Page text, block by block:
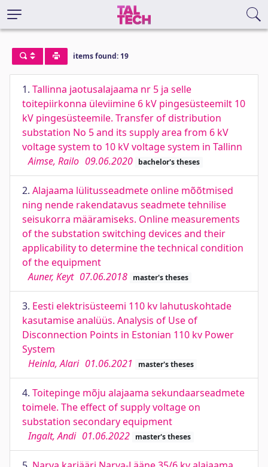
items found: 19
1. Tallinna jaotusalajaama nr 5 ja selle
toitepiirkonna üleviimine 6 kV pingesüsteemilt 10
kV pingesüsteemile. Transfer of distribution
substation No 5 and its supply area from 6 kV
voltage system to 10 kV voltage system in Tallinn
Aimse, Railo 09.06.2020 bachelor's theses
2. Alajaama lülitusseadmete online mõõtmised
ning nende rakendatavus seadmete tehnilise
seisukorra määramiseks. Online measurements
of the substation switching devices and their
applicability to determine the technical condition
of the equipment
Auner, Keyt 07.06.2018 master's theses
3. Eesti elektrisüsteemi 110 kv lahutuskohtade
kasutamise analüüs. Analysis of Use of
Disconnection Points in Estonian 110 kv Power
System
Heinla, Alari 01.06.2021 master's theses
4. Toitepinge mõju alajaama sekundaarseadmete
toimele. The effect of supply voltage on
substation secondary equipment
Ingalt, Andi 01.06.2022 master's theses